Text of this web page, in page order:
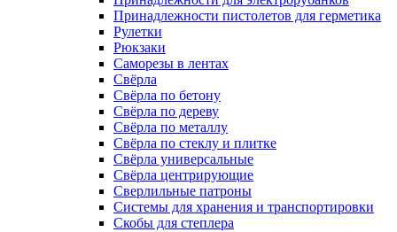
Принадлежности пистолетов для герметика
Рулетки
Рюкзаки
Саморезы в лентах
Свёрла
Свёрла по бетону
Свёрла по дереву
Свёрла по металлу
Свёрла по стеклу и плитке
Свёрла универсальные
Свёрла центрирующие
Сверлильные патроны
Системы для хранения и транспортировки
Скобы для степлера